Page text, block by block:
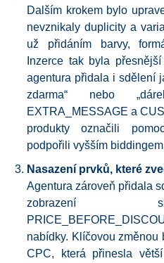
Dalším krokem bylo
nevznikaly duplicity a
už přidáním barvy,
Inzerce tak byla
agentura přidala i sdělení
zdarma“ nebo
EXTRA_MESSAGE a
produkty označili
podpořili vyšším
Nasazení prvků, které
Agentura zároveň přidala
zobrazení
nabídky. Klíčovou změnou
CPC, která přinesla